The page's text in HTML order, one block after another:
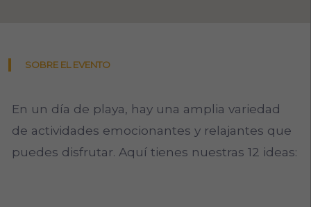
SOBRE EL EVENTO
En un día de playa, hay una amplia variedad
de actividades emocionantes y relajantes que
puedes disfrutar. Aquí tienes nuestras 12 ideas: